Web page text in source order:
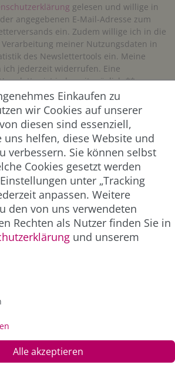
gelesen und willige in
angegebenen E-Mail-Adresse zum
ein. Zudem willige ich in die
meiner Nutzungsdaten in
des Newslettertools ein. Meine
ich jederzeit widerrufen. Eine
ist jederzeit möglich.**
Abonnieren
handelt es sich um ein Pflichtfeld.
MwSt. zzgl.
Einkaufen zu
wir Cookies auf unserer
diesen sind essenziell,
uns helfen, diese Website und
verbessern. Sie können selbst
Cookies gesetzt werden
unter „Tracking
anpassen. Weitere
den von uns verwendeten
Rechten als Nutzer finden Sie in
und unserem
Alle akzeptieren
Alle Rechte vorbehalten. |